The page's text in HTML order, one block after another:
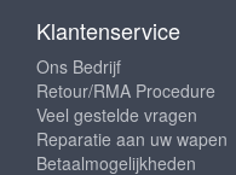
Klantenservice
Ons Bedrijf
Retour/RMA Procedure
Veel gestelde vragen
Reparatie aan uw wapen
Betaalmogelijkheden